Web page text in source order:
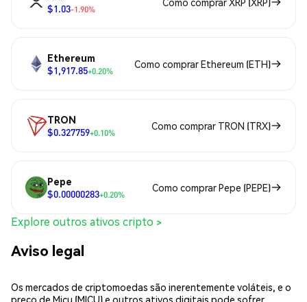
$1.03-1.90%
Ethereum
$1,917.85+0.20%
Como comprar Ethereum (ETH)
TRON
$0.327759+0.10%
Como comprar TRON (TRX)
Pepe
$0.00000283+0.20%
Como comprar Pepe (PEPE)
Explore outros ativos cripto >
Aviso legal
Os mercados de criptomoedas são inerentemente voláteis, e o
preço de Micu (MICU) e outros ativos digitais pode sofrer